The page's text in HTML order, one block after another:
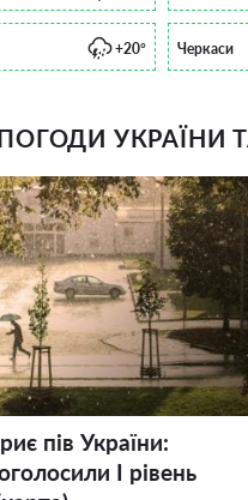
+20° Черкаси
УКРАЇНИ
пів України:
І рівень